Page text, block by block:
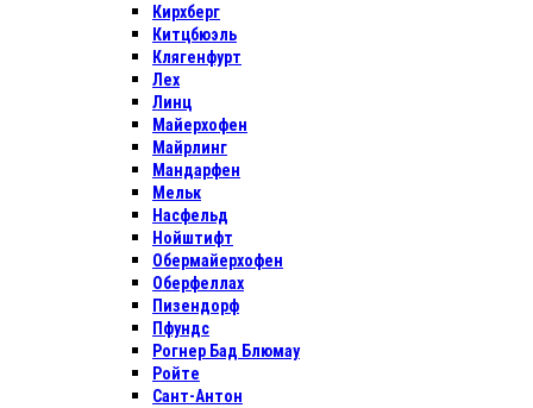
Кирхберг
Китцбюэль
Клягенфурт
Лех
Линц
Майерхофен
Майрлинг
Мандарфен
Мельк
Насфельд
Нойштифт
Обермайерхофен
Оберфеллах
Пизендорф
Пфундс
Рогнер Бад Блюмау
Ройте
Сант-Антон